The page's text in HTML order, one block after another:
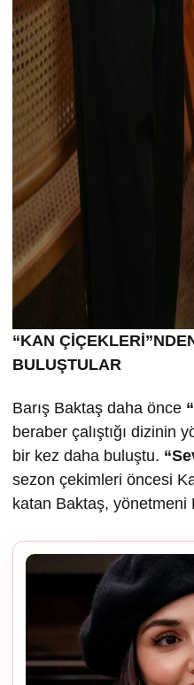
“KAN
BULUŞTULAR
Barış Baktaş daha önce
beraber çalıştığı dizinin
bir kez daha buluştu.
sezon çekimleri öncesi
katan Baktaş, yönetmeni